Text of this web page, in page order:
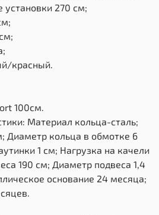
установки 270 см;
красный.
100см.
Материал кольца-сталь;
Диаметр кольца в обмотке 6
1 см; Нагрузка на качели
190 см; Диаметр подвеса 1,4
основание 24 месяца;